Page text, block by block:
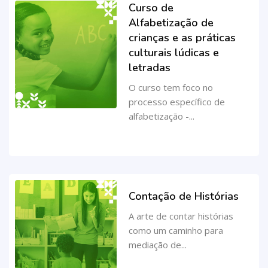
Curso de
Alfabetização de
crianças e as práticas
culturais lúdicas e
letradas
O curso tem foco no
processo específico de
alfabetização -...
Contação de Histórias
A arte de contar histórias
como um caminho para
mediação de...